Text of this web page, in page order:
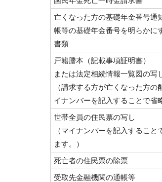
亡くなった方の基礎年金番号通
帳等の基礎年金番号を明らかに
書類
戸籍謄本（記載事項証明書）
または法定相続情報一覧図の写
（請求する方が亡くなった方の
イナンバーを記入することで省
世帯全員の住民票の写し
（マイナンバーを記入すること
ます。）
死亡者の住民票の除票
受取先金融機関の通帳等